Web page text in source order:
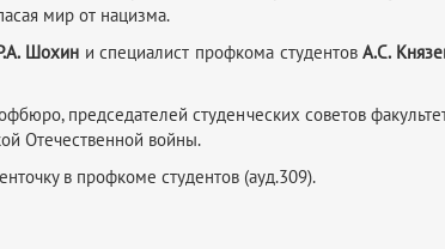
мир от нацизма.
Шохин и специалист профкома студентовА.С.
председателей студенческих советов
Отечественной войны.
в профкоме студентов (ауд.309).